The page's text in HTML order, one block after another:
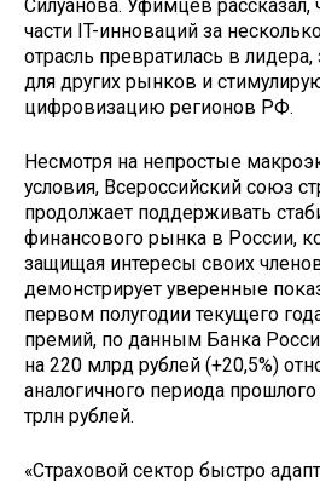
Силуанова. Уфимцев рассказал,
части IT-инноваций за
отрасль превратилась в
для других рынков и
цифровизацию регионов РФ.
Несмотря на непростые
условия, Всероссийский союз
продолжает поддерживать
финансового рынка в России,
защищая интересы своих
демонстрирует уверенные
первом полугодии текущего
премий, по данным Банка
на 220 млрд рублей (+20,5%)
аналогичного периода прошлого
трлн рублей.
«Страховой сектор быстро